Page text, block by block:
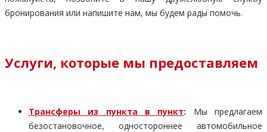
бронирования или напишите нам, мы будем рады помочь.
Услуги, которые мы предоставляем
Трансферы из пункта в пункт: Мы предлагаем
безостановочное, одностороннее автомобильное